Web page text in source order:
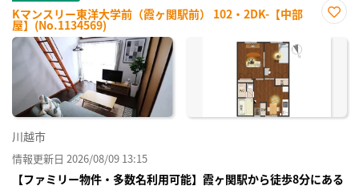
Kマンスリー東洋大学前（霞ヶ関駅前） 102・2DK-【中部
屋】(No.1134569)
に入
川越市
情報更新日 2026/08/09 13:15
【ファミリー物件・多数名利用可能】霞ヶ関駅から徒歩8分にある